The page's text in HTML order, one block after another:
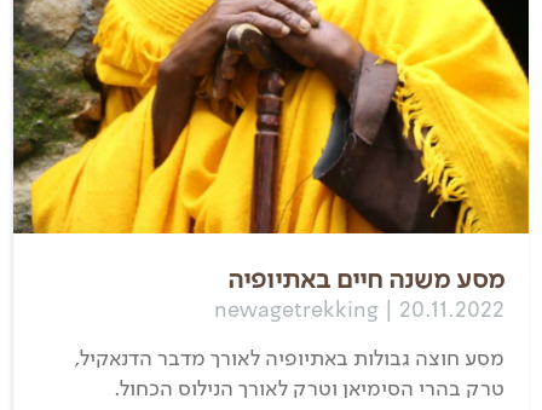
מסע משנה חיים באתיופיה
newagetrekking | 20.11.2022
מסע חוצה גבולות באתיופיה לאורך מדבר הדנאקיל,
טרק בהרי הסימיאן וטרק לאורך הנילוס הכחול.